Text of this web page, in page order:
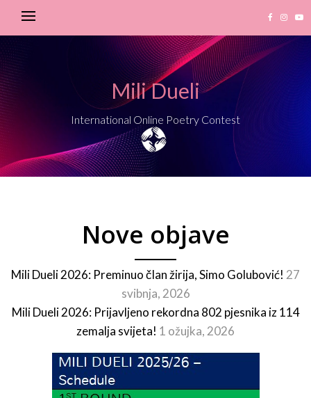
Mili Dueli
International Online Poetry Contest
Nove objave
Mili Dueli 2026: Preminuo član žirija, Simo Golubović! 27
svibnja, 2026
Mili Dueli 2026: Prijavljeno rekordna 802 pjesnika iz 114
zemalja svijeta! 1 ožujka, 2026